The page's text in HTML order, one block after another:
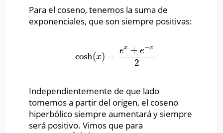
Para el coseno, tenemos la suma de
exponenciales, que son siempre positivas:
cosh(x) =
ex + e−x
2
cosh(x) =e +e−x2
Independientemente de que lado
tomemos a partir del origen, el coseno
hiperbólico siempre aumentará y siempre
será positivo. Vimos que para